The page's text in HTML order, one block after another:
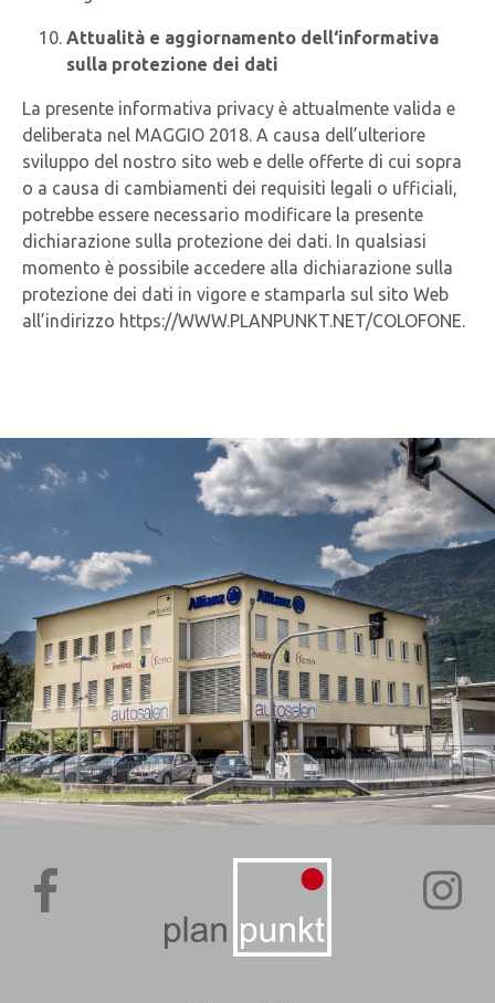
Attualità e aggiornamento dell‘informativa
sulla protezione dei dati
La presente informativa privacy è attualmente valida e
deliberata nel MAGGIO 2018. A causa dell’ulteriore
sviluppo del nostro sito web e delle offerte di cui sopra
o a causa di cambiamenti dei requisiti legali o ufficiali,
potrebbe essere necessario modificare la presente
dichiarazione sulla protezione dei dati. In qualsiasi
momento è possibile accedere alla dichiarazione sulla
protezione dei dati in vigore e stamparla sul sito Web
all’indirizzo https://WWW.PLANPUNKT.NET/COLOFONE.